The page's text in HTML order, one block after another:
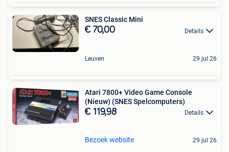
SNES Classic Mini
€ 70,00 Details
Leuven 29 jul 26
Atari 7800+ Video Game Console
(Nieuw) (SNES Spelcomputers)
€ 119,98 Details
Bezoek website 29 jul 26